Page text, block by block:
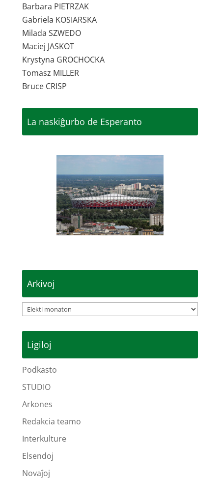
Barbara PIETRZAK
Gabriela KOSIARSKA
Milada SZWEDO
Maciej JASKOT
Krystyna GROCHOCKA
Tomasz MILLER
Bruce CRISP
La naskiĝurbo de Esperanto
Arkivoj
Arkivoj
Ligiloj
Podkasto
STUDIO
Arkones
Redakcia teamo
Interkulture
Elsendoj
Novaĵoj